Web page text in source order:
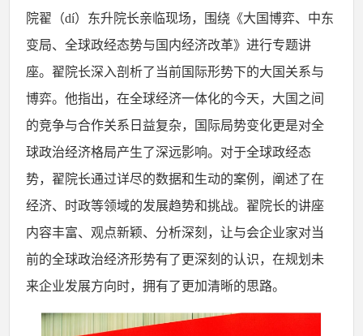
院翟（dí）东升院长亲临现场，围绕《大国博弈、中东
变局、全球政经态势与国内经济改革》进行专题讲
座。翟院长深入剖析了当前国际形势下的大国关系与
博弈。他指出，在全球经济一体化的今天，大国之间
的竞争与合作关系日益复杂，国际局势变化更是对全
球政治经济格局产生了深远影响。对于全球政经态
势，翟院长通过详尽的数据和生动的案例，阐述了在
经济、时政等领域的发展趋势和挑战。翟院长的讲座
内容丰富、观点新颖、分析深刻，让与会企业家对当
前的全球政治经济形势有了更深刻的认识，在规划未
来企业发展方向时，拥有了更加清晰的思路。